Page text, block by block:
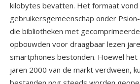
kilobytes bevatten. Het formaat
gebruikersgemeenschap onder
die bibliotheken met
opbouwden voor draagbaar lezen
smartphones bestonden. Hoewel
jaren 2000 van de markt verdween,